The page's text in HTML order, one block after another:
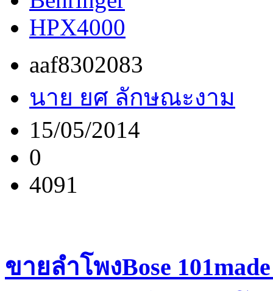
HPX4000
aaf8302083
นาย ยศ ลักษณะงาม
15/05/2014
0
4091
ขายลำโพงBose